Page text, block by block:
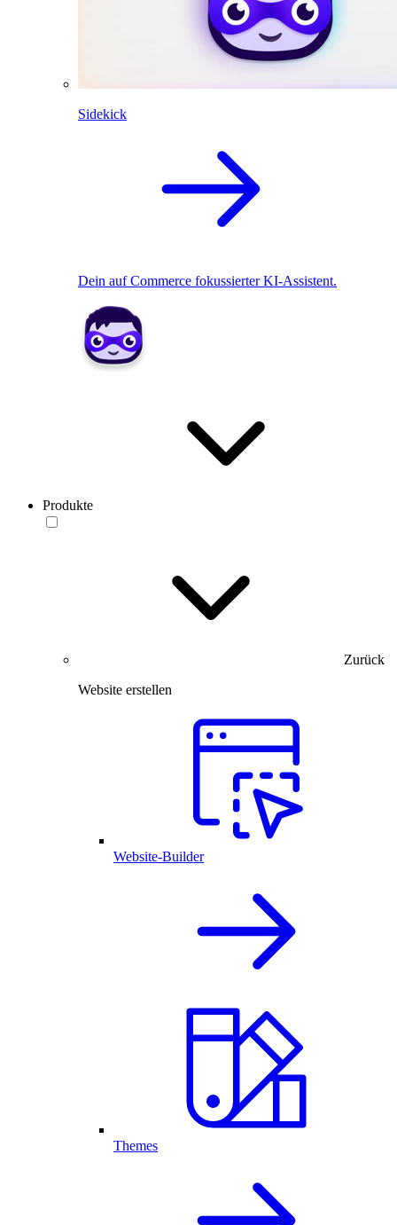
Sidekick
Dein auf Commerce fokussierter KI-Assistent.
Produkte
Zurück
Website erstellen
Website-Builder
Themes